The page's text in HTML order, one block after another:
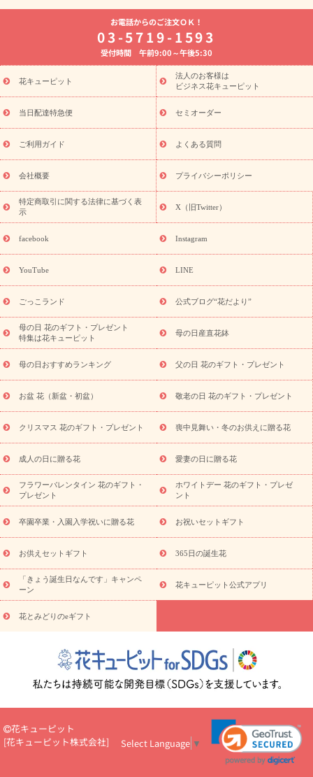
よく贈られる花
お祝いの花特集
誕生日フラワーギフト特集
8月の誕生花(トルコキキョウ)
開店・開業祝い
お供え・お悔やみ お供え・お悔やみの花
通夜・葬儀に贈る花 胡蝶蘭・花鉢
ーブドフラワー
季節のイベント
ひまわり ギフト・プレゼント
特集
お盆 花（新盆・初盆） 季節のイベント
お盆 花（新
盆・初盆）
お盆 花（新盆・初盆）
お盆・お供え 花とセットギ
フト
お盆・お供え プリザーブドフラワー
ひまわり ギフト・プ
レゼント特集
夏の花贈り・お中元・暑中見舞い 花のギフト特集
敬老の日におくる花ギフト・プレゼント特集
花ギフト・プレゼント特集
敬老の日 花のおすすめランキング
敬
老の日 花鉢植えのギフト・プレゼント特集
敬老の日 花とセットギ
フト・プレゼント特集
敬老の日の花 全てのギフト一覧
キャン
ペーン
「きょう誕生日なんです」キャンペーン
探す
誕生日フラワーギフト 誕生日フラワーギフト特集
誕生
日フラワーギフト商品一覧
ユリ トルコキキョウ
誕生花(トルコキキョウ)
9月の誕生花(リンドウ)
誕生日セット
ギフト
「きょう誕生日なんです」キャンペーン
用途から探す お祝いの花特集 当日配達特急便
お祝い商品
一覧
お祝い 新築・引っ越し祝い
結婚記念日
結婚祝い 出産祝い 退院祝い・快気祝い
還暦
祝い・長寿祝い
プチギフト ペットのお祝いフラワー
元・暑中見舞い
敬老の日
お供え
お供え・お悔やみ商品一覧 お供え・お悔やみの花
十九日法要以降に贈る花
通夜・葬儀に贈る花
お供え お花とセッ
お盆（新盆・初盆）
お祝い返し お見舞い
お取り
プリザーブドフラワー
スタイルから探す
アレンジメント
蘭・花鉢
ミディ胡蝶蘭・お祝い ミディ胡蝶蘭・お供え
の青色胡蝶蘭
観葉植物 観葉植物 産直多肉植物
プリザーブ
ドフラワー
お祝い お供え・お悔やみ 花とセットギフト
ミオーダー
プチギフト（hanamore -ハナモア-）
花とみどりの
eギフト
花キューピットのeGfit カラー ピンク
レンジ
レッド お花の種類 バラ ユリ トルコキキョウ
予
算から探す
お祝い お祝い・3000円～ お祝い・
お祝い・5000円～ お祝い・7000円～ お祝い・10000円～
お供え・お悔やみ
お供え・お悔やみ・3000円～
お供え・お
悔やみ・5000円～ お供え・お悔やみ・7000円～
お供え・お悔
やみ・10000円～
365日の誕生花カレンダー
開店・開業祝
お祝いを贈るときのマナー・
花キューピットのお祝いコラム一覧
誕生日のお花を「色
彩心理学」で選ぶ方法
結婚祝いの予算相場
出産祝いお役立ち情
転職祝いのマナー基礎知識
ペットのお祝いワンポイントアド
バイス
スタンド花（フラスタ）のマナー
お見舞いのマナーとル
お祝い花のマナー総まとめ
場上司や先輩へ贈るお祝い花の正解は？
開店祝いの花 選び方ガイ
ド（早見表あり）
花キューピットのお供え・
お電話からのご注文ＯＫ！
03-5719-1593
受付時間 午前9:00～午後5:30
花キューピット
法人のお客様は
ビジネス花キューピット
当日配達特急便 セミオーダー
ご利用ガイド よくある質問
会社概要 プライバシーポリシー
特定商取引に関する法律に基づく表
示
X（旧Twitter）
facebook Instagram
YouTube LINE
ごっこランド 公式ブログ“花だより”
母の日 花のギフト・プレゼント
特集は花キューピット
母の日産直花鉢
母の日おすすめランキング 父の日 花のギフト・プレゼント
お盆 花（新盆・初盆） 敬老の日 花のギフト・プレゼント
クリスマス 花のギフト・プレゼント 喪中見舞い・冬のお供えに贈る花
成人の日に贈る花 愛妻の日に贈る花
フラワーバレンタイン 花のギフト・
プレゼント
ホワイトデー 花のギフト・プレゼ
ント
卒園卒業・入園入学祝いに贈る花 お祝いセットギフト
お供えセットギフト 365日の誕生花
「きょう誕生日なんです」キャンペ
ーン
花キューピット公式アプリ
花とみどりのeギフト
花キューピット
[花キューピット株式会社] Select Language ▼